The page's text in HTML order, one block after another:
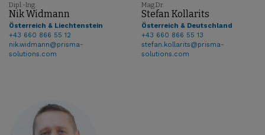
Dipl.-Ing.
Nik Widmann
Österreich & Liechtenstein
+43 660 866 55 12
nik.widmann@prisma-
solutions.com
Mag.Dr.
Stefan Kollarits
Österreich & Deutschland
+43 660 866 55 13
stefan.kollarits@prisma-
solutions.com